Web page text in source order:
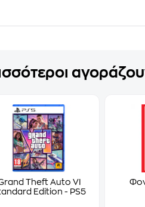
Theft Auto VI
Edition - PS5